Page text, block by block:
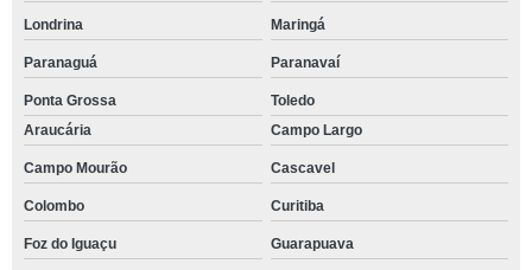
Londrina Maringá
Paranaguá Paranavaí
Ponta Grossa
Toledo
Araucária
Campo Largo
Campo Mourão Cascavel
Colombo Curitiba
Foz do Iguaçu Guarapuava